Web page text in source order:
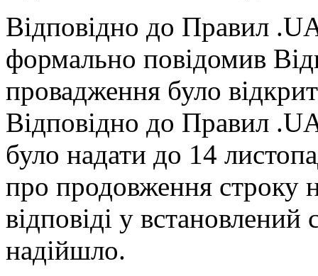
Відповідно до Правил
формально повідомив
провадження було
Відповідно до Правил
було надати до 14
про продовження строку
відповіді у встановлений
надійшло.